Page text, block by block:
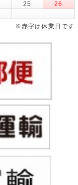
25
26
※赤字は休業日です